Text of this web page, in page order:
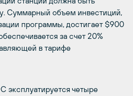
Суммарный объем инвестиций,
программы, достигает $900
за счет 20%
в тарифе
эксплуатируется четыре